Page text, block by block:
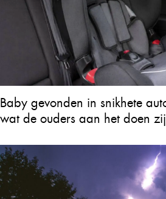
Baby gevonden in snikhete
wat de ouders aan het doen